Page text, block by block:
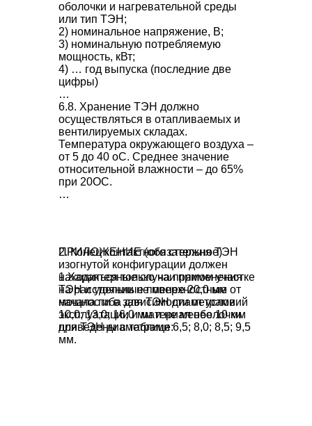
оболочки и нагревательной среды
или тип ТЭН;
2) номинальное напряжение, В;
3) номинальную потребляемую
мощность, кВт;
4) … год выпуска (последние две
цифры)
…
6.8. Хранение ТЭН должно
осуществляться в отапливаемых и
вентилируемых складах.
Температура окружающего воздуха –
от 5 до 40 оС. Среднее значение
относительной влажности – до 65%
при 20OС.
…
ПРИЛОЖЕНИЕ (обязательное)
1.Характерные случаи применения
ТЭН и удельные поверхностные
мощности в зависимости от условий
эксплуатации и материал оболочки
приведены втаблице:
2. Конец контактного стержня ТЭН
изогнутой конфигурации должен
находиться только на прямом участке
на расстоянии не менее 20,0 мм от
начала гиба для ТЭН диаметрами
10,0; 13,0; 16,0 мм и не менее 10 мм
для ТЭН диаметрами 6,5; 8,0; 8,5; 9,5
мм.